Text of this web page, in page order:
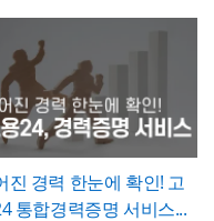
은 실
도록
실질
도록
한
도, 소
의 필
목표
는 방
는 가
만족
나도
진 경력 한눈에 확인! 고
통합경력증명 서비스...